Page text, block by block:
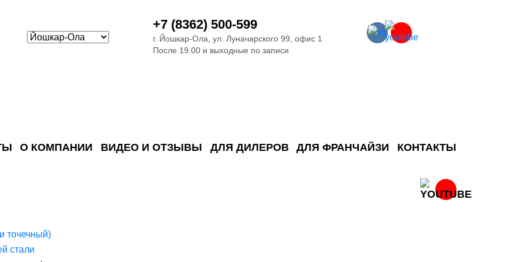
+7 (8362) 500-599
г. Йошкар-Ола, ул. Луначарского 99, офис 1
После 19.00 и выходные по записи
О КОМПАНИИ ВИДЕО И ОТЗЫВЫ ДЛЯ ДИЛЕРОВ ДЛЯ ФРАНЧАЙЗИ КОНТАКТЫ
точечный)
стали